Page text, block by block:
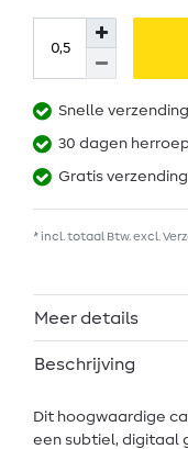
Snelle verzending
30 dagen
Gratis
* incl. totaal Btw. excl.
Meer details
Beschrijving
Dit hoogwaardige
een subtiel, digitaal